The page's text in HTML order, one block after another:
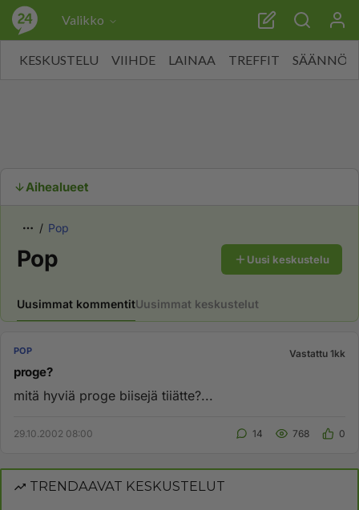
Valikko
KESKUSTELU VIIHDE LAINAA TREFFIT SÄÄNNÖT
Aihealueet
Pop
Pop Uusi keskustelu
Uusimmat kommentitUusimmat keskustelut
POP Vastattu 1kk
proge?
mitä hyviä proge biisejä tiiätte?...
29.10.2002 08:00 14 768 0
TRENDAAVAT KESKUSTELUT